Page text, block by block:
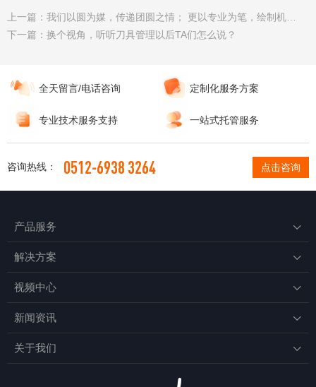
上一篇：
下一篇： 换个视角，听听刀具管理以后TA们怎么说？
全天留言/电话咨询 定制化服务方案
专业技术服务支持 一站式托管服务
咨询热线： 0512-6938 3264 点击咨询
产品服务 
解决方案 
视频中心 
新闻资讯 
关于我们 